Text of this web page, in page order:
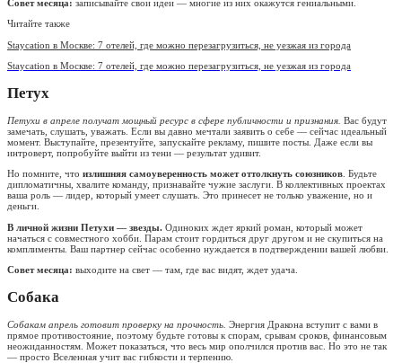
Совет месяца: записывайте свои идеи — многие из них окажутся гениальными.
Читайте также
Staycation в Москве: 7 отелей, где можно перезагрузиться, не уезжая из города
Staycation в Москве: 7 отелей, где можно перезагрузиться, не уезжая из города
Петух
Петухи в апреле получат мощный ресурс в сфере публичности и признания. Вас будут
замечать, слушать, уважать. Если вы давно мечтали заявить о себе — сейчас идеальный
момент. Выступайте, презентуйте, запускайте рекламу, пишите посты. Даже если вы
интроверт, попробуйте выйти из тени — результат удивит.
Но помните, что излишняя самоуверенность может оттолкнуть союзников . Будьте
дипломатичны, хвалите команду, признавайте чужие заслуги. В коллективных проектах
ваша роль — лидер, который умеет слушать. Это принесет не только уважение, но и
деньги.
В личной жизни Петухи — звезды. Одиноких ждет яркий роман, который может
начаться с совместного хобби. Парам стоит гордиться друг другом и не скупиться на
комплименты. Ваш партнер сейчас особенно нуждается в подтверждении вашей любви.
Совет месяца: выходите на свет — там, где вас видят, ждет удача.
Собака
Собакам апрель готовит проверку на прочность. Энергия Дракона вступит с вами в
прямое противостояние, поэтому будьте готовы к спорам, срывам сроков, финансовым
неожиданностям. Может показаться, что весь мир ополчился против вас. Но это не так
— просто Вселенная учит вас гибкости и терпению.